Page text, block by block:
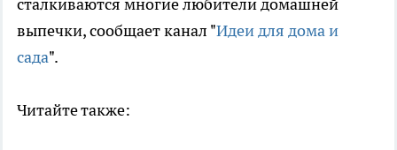
выпечки, сообщает канал "Идеи для дома и
сада".
Читайте также: